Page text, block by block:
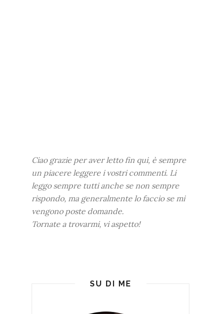
Ciao grazie per aver letto fin qui, è sempre
un piacere leggere i vostri commenti. Li
leggo sempre tutti anche se non sempre
rispondo, ma generalmente lo faccio se mi
vengono poste domande.
Tornate a trovarmi, vi aspetto!
SU DI ME